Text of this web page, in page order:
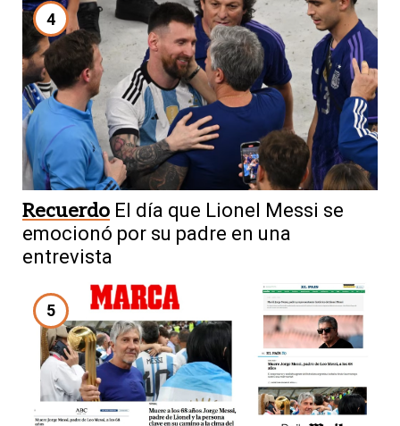
4
Recuerdo El día que Lionel Messi se
emocionó por su padre en una
entrevista
5